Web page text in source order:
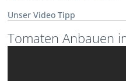
Unser Video Tipp
Tomaten Anbauen